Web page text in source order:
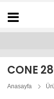
Navigation
CONE
Anasayfa